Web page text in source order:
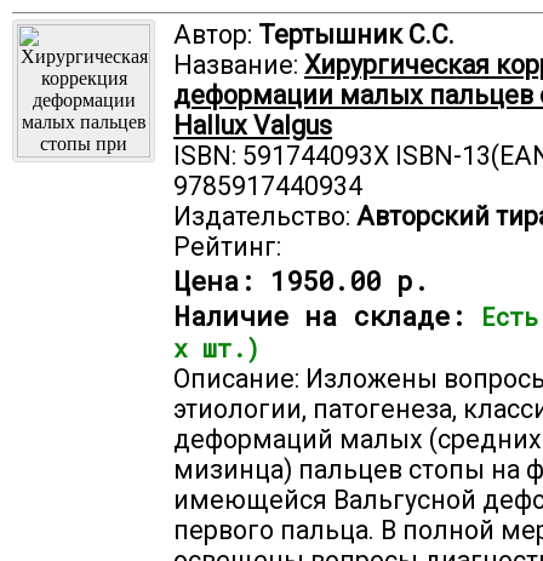
Автор: Тертышник С.С.
Название: Хирургическая
деформации малых пальцев
Hallux Valgus
ISBN: 591744093X ISBN-
9785917440934
Издательство: Авторский
Рейтинг:
Цена: 1950.00 р.
Наличие на складе:
х шт.)
Описание: Изложены
этиологии, патогенеза,
деформаций малых
мизинца) пальцев стопы на
имеющейся Вальгусной
первого пальца. В полной